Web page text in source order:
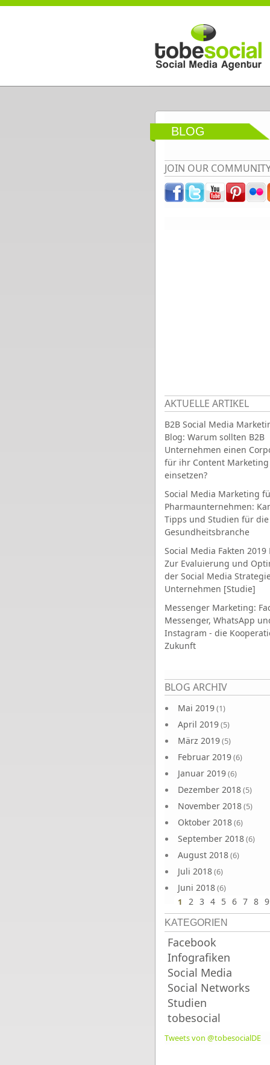
Direkt zum Inhalt
BLOG
JOIN OUR
AKTUELLE ARTIKEL
B2B Social Media
Blog: Warum sollten B2B
Unternehmen einen
für ihr Content Marketing
einsetzen?
Social Media Marketing
Pharmaunternehmen:
Tipps und Studien für die
Gesundheitsbranche
Social Media Fakten 2019
Zur Evaluierung und
der Social Media
Unternehmen [Studie]
Messenger Marketing:
Messenger, WhatsApp
Instagram - die
Zukunft
BLOG ARCHIV
Mai 2019(1)
April 2019(5)
März 2019(5)
Februar 2019(6)
Januar 2019(6)
Dezember 2018(5)
November 2018(5)
Oktober 2018(6)
September 2018(6)
August 2018(6)
Juli 2018(6)
Juni 2018(6)
Seiten
1 2 3 4 5 6 7 8 9
KATEGORIEN
Facebook
Infografiken
Social Media
Social Networks
Studien
tobesocial
Tweets von @tobesocialDE